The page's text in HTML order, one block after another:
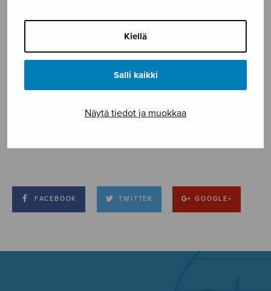
Kiellä
Salli kaikki
Näytä tiedot ja muokkaa
FACEBOOK TWITTER GOOGLE+